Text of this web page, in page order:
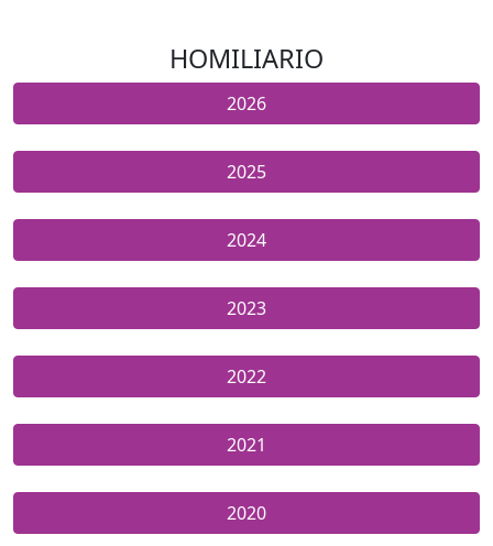
HOMILIARIO
2026
2025
2024
2023
2022
2021
2020